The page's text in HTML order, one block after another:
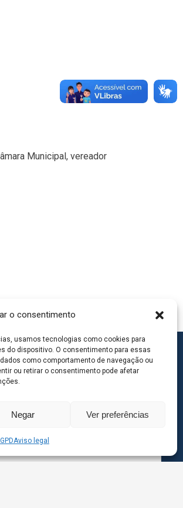
o consentimento
usamos tecnologias como cookies para
do dispositivo. O consentimento para essas
como comportamento de navegação ou
ou retirar o consentimento pode afetar
Negar Ver preferências
Aviso legal
Municipal, vereador